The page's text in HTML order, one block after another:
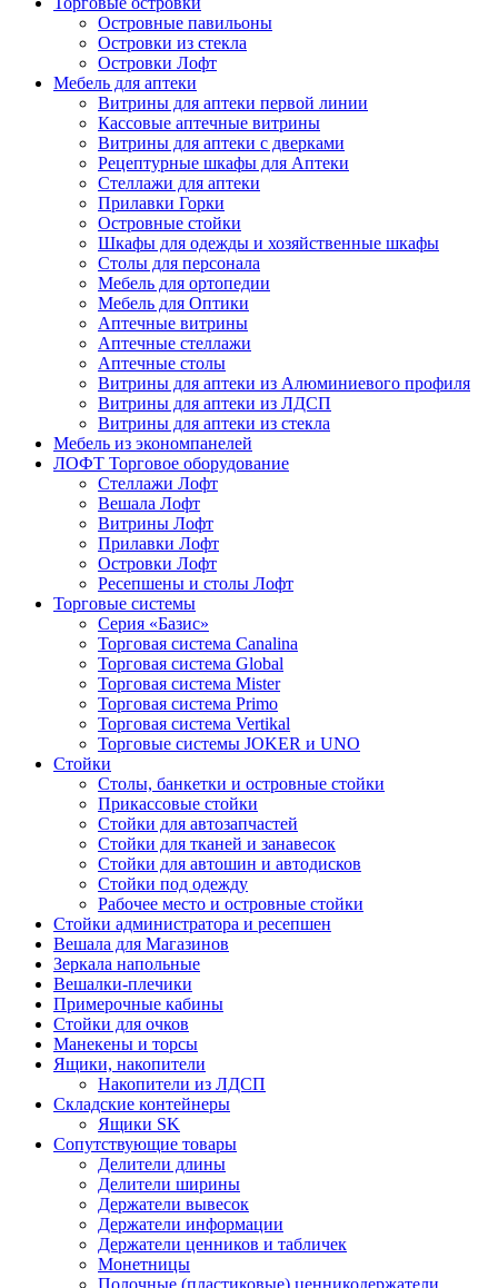
Островные павильоны
Островки из стекла
Островки Лофт
Мебель для аптеки
Витрины для аптеки первой линии
Кассовые аптечные витрины
Витрины для аптеки с дверками
Рецептурные шкафы для Аптеки
Стеллажи для аптеки
Прилавки Горки
Островные стойки
Шкафы для одежды и хозяйственные шкафы
Столы для персонала
Мебель для ортопедии
Мебель для Оптики
Аптечные витрины
Аптечные стеллажи
Аптечные столы
Витрины для аптеки из Алюминиевого профиля
Витрины для аптеки из ЛДСП
Витрины для аптеки из стекла
Мебель из экономпанелей
ЛОФТ Торговое оборудование
Стеллажи Лофт
Вешала Лофт
Витрины Лофт
Прилавки Лофт
Островки Лофт
Ресепшены и столы Лофт
Торговые системы
Серия «Базис»
Торговая система Canalina
Торговая система Global
Торговая система Mister
Торговая система Primo
Торговая система Vertikal
Торговые системы JOKER и UNO
Стойки
Столы, банкетки и островные стойки
Прикассовые стойки
Стойки для автозапчастей
Стойки для тканей и занавесок
Стойки для автошин и автодисков
Стойки под одежду
Рабочее место и островные стойки
Стойки администратора и ресепшен
Вешала для Магазинов
Зеркала напольные
Вешалки-плечики
Примерочные кабины
Стойки для очков
Манекены и торсы
Ящики, накопители
Накопители из ЛДСП
Складские контейнеры
Ящики SK
Сопутствующие товары
Делители длины
Делители ширины
Держатели вывесок
Держатели информации
Держатели ценников и табличек
Монетницы
Полочные (пластиковые) ценникодержатели